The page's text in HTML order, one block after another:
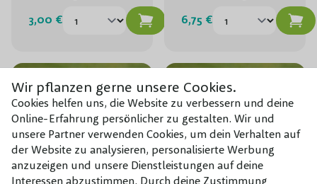
Wir pflanzen gerne unsere Cookies.
Cookies helfen uns, die Website zu verbessern und deine
Online-Erfahrung persönlicher zu gestalten. Wir und
unsere Partner verwenden Cookies, um dein Verhalten auf
der Website zu analysieren, personalisierte Werbung
anzuzeigen und unsere Dienstleistungen auf deine
Interessen abzustimmen. Durch deine Zustimmung
3,00 €
6,75 €